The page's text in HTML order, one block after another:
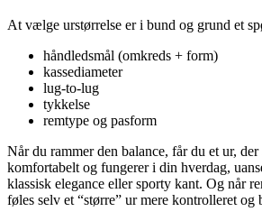
At vælge urstørrelse er i bund og grund et
håndledsmål (omkreds + form)
kassediameter
lug-to-lug
tykkelse
remtype og pasform
Når du rammer den balance, får du et ur,
komfortabelt og fungerer i din hverdag,
klassisk elegance eller sporty kant. Og når
føles selv et “større” ur mere kontrolleret og